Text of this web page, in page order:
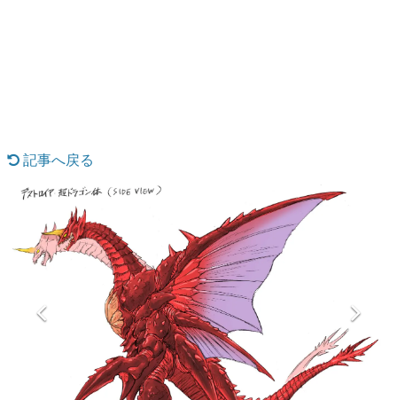
具体的な形から解き明かしていく、硬派で骨太な評論連載
です。
ゲームが変えた日本語
「経験値」「裏技」「ラスボス」… ゲームにまつわる言葉
の起源や用法の変遷を、コンピューター文化史研究家・タ
イニーP氏が徹底調査。
カテゴリ
記事へ戻る